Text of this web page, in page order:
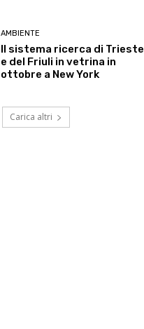
AMBIENTE
Il sistema ricerca di Trieste
e del Friuli in vetrina in
ottobre a New York
Carica altri